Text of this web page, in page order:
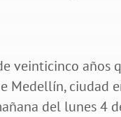
veinticinco años
Medellín,
del lunes 4